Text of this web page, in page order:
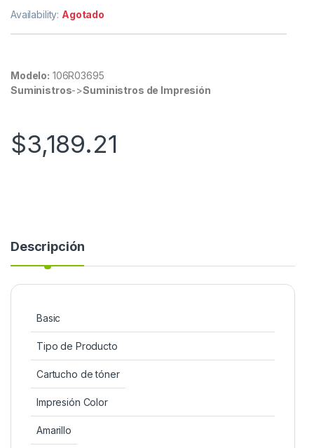
Availability: Agotado
Modelo: 106R03695
Suministros->Suministros de Impresión
$3,189.21
Descripción
Basic
Tipo de Producto
Cartucho de tóner
Impresión Color
Amarillo